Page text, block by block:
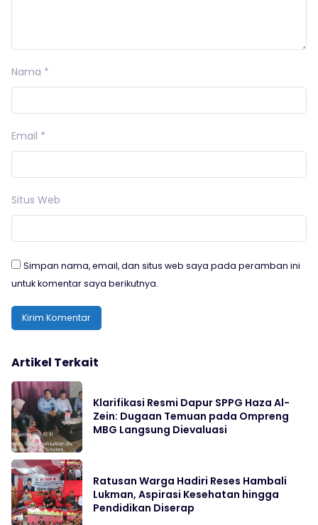
Nama *
Email *
Situs Web
Simpan nama, email, dan situs web saya pada peramban ini
untuk komentar saya berikutnya.
Artikel Terkait
Klarifikasi Resmi Dapur SPPG Haza Al-
Zein: Dugaan Temuan pada Ompreng
MBG Langsung Dievaluasi
Ratusan Warga Hadiri Reses Hambali
Lukman, Aspirasi Kesehatan hingga
Pendidikan Diserap